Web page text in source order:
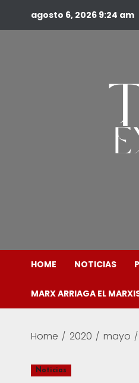
agosto 6, 2026 9:24 am
HOME NOTICIAS
MARX ARRIAGA EL
Home 2020 mayo
Noticias